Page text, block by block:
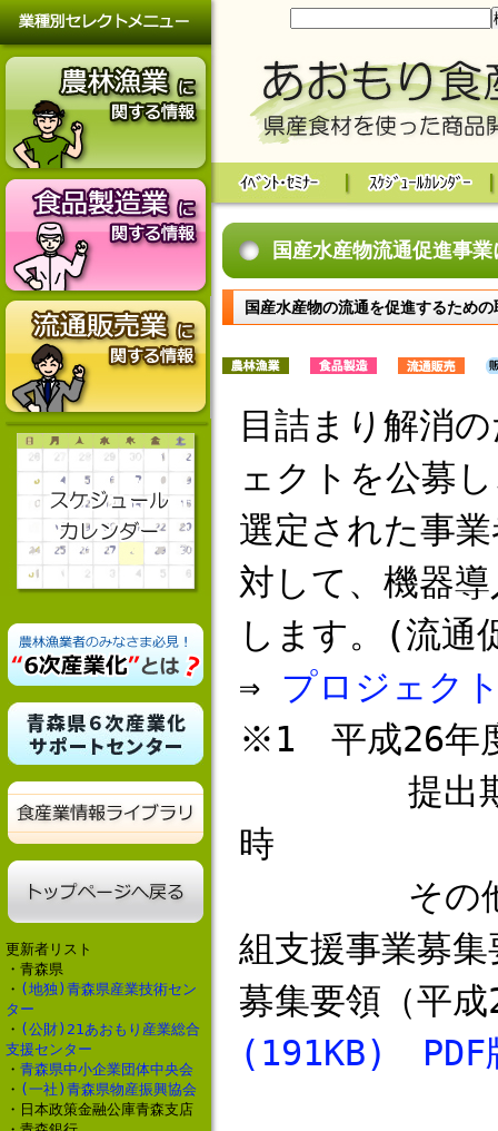
更新者リスト
・青森県
・ (地独)青森県産業技術セン
ター
・ (公財)21あおもり産業総合
支援センター
・ 青森県中小企業団体中央会
・ (一社)青森県物産振興協会
・日本政策金融公庫青森支店
国産水産物流通促進事
国産水産物の流通を促進するため
目詰まり解消
ェクトを公募
選定された事
対して、機器
します。(流通
⇒ プロジェク
※1 平成26年
提出期限：
時
その他の詳
組支援事業募
募集要領（平
(191KB)